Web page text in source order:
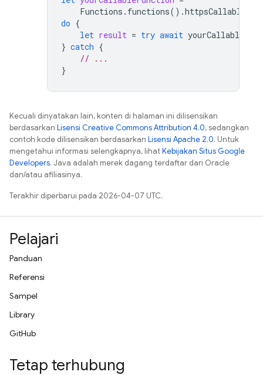
Functions . functions().httpsCallable
do {
let result = try await
} catch {
// ...
}
Kecuali dinyatakan lain, konten di halaman ini dilisensikan
berdasarkan Lisensi Creative Commons Attribution 4.0, sedangkan
contoh kode dilisensikan berdasarkan Lisensi Apache 2.0. Untuk
mengetahui informasi selengkapnya, lihatKebijakan Situs Google
Developers. Java adalah merek dagang terdaftar dari Oracle
dan/atau afiliasinya.
Terakhir diperbarui pada 2026-04-07 UTC.
Pelajari
Panduan
Referensi
Sampel
Library
GitHub
Tetap terhubung